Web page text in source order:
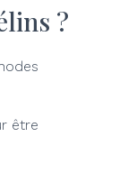
?
être